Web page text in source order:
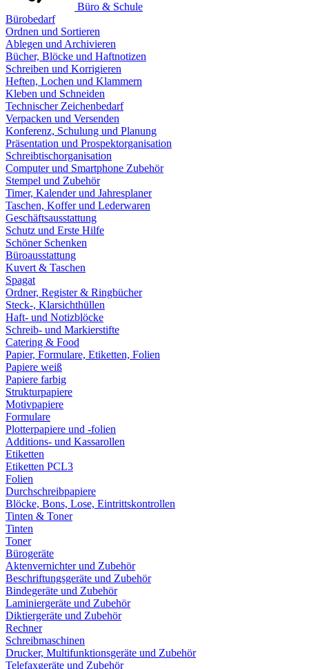
Büro & Schule
Bürobedarf
Ordnen und Sortieren
Ablegen und Archivieren
Bücher, Blöcke und Haftnotizen
Schreiben und Korrigieren
Heften, Lochen und Klammern
Kleben und Schneiden
Technischer Zeichenbedarf
Verpacken und Versenden
Konferenz, Schulung und Planung
Präsentation und Prospektorganisation
Schreibtischorganisation
Computer und Smartphone Zubehör
Stempel und Zubehör
Timer, Kalender und Jahresplaner
Taschen, Koffer und Lederwaren
Geschäftsausstattung
Schutz und Erste Hilfe
Schöner Schenken
Büroausstattung
Kuvert & Taschen
Spagat
Ordner, Register & Ringbücher
Steck-, Klarsichthüllen
Haft- und Notizblöcke
Schreib- und Markierstifte
Catering & Food
Papier, Formulare, Etiketten, Folien
Papiere weiß
Papiere farbig
Strukturpapiere
Motivpapiere
Formulare
Plotterpapiere und -folien
Additions- und Kassarollen
Etiketten
Etiketten PCL3
Folien
Durchschreibpapiere
Blöcke, Bons, Lose, Eintrittskontrollen
Tinten & Toner
Tinten
Toner
Bürogeräte
Aktenvernichter und Zubehör
Beschriftungsgeräte und Zubehör
Bindegeräte und Zubehör
Laminiergeräte und Zubehör
Diktiergeräte und Zubehör
Rechner
Schreibmaschinen
Drucker, Multifunktionsgeräte und Zubehör
Telefaxgeräte und Zubehör